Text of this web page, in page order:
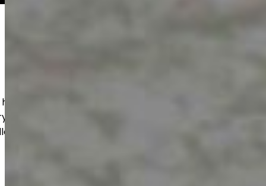
betonggolv för exempelvis
Noggrant förarbete och rätt
lång livslängd och ett snyggt